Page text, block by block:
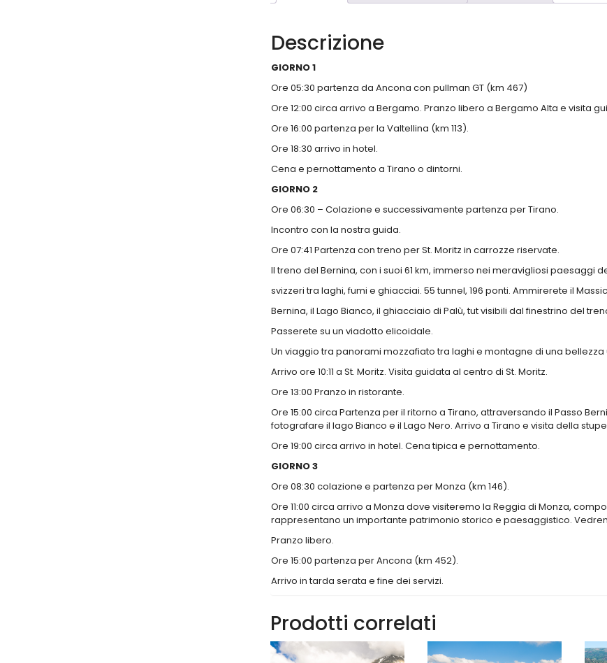
Descrizione
GIORNO 1
Ore 05:30 partenza da Ancona con pullman GT (km 467)
Ore 12:00 circa arrivo a Bergamo. Pranzo libero a Bergamo Alta e visita
Ore 16:00 partenza per la Valtellina (km 113).
Ore 18:30 arrivo in hotel.
Cena e pernottamento a Tirano o dintorni.
GIORNO 2
Ore 06:30 – Colazione e successivamente partenza perTirano.
Incontro con la nostra guida.
Ore 07:41 Partenza con treno perSt. Moritz in carrozze riservate.
Il treno del Bernina, con i suoi 61 km, immerso nei meravigliosi paesaggi
svizzeri tra laghi, fumi e ghiacciai. 55 tunnel, 196 ponti. Ammirerete il
Bernina, il Lago Bianco, il ghiacciaio di Palù, tut visibili dal finestrino del
Passerete su un viadotto elicoidale.
Un viaggio tra panorami mozzafiato tra laghi e montagne di una bellezza
Arrivo ore 10:11 a St. Moritz. Visita guidata al centro di St. Moritz.
Ore 13:00 Pranzo in ristorante.
Ore 15:00 circa Partenza per il ritorno a Tirano, attraversando il Passo
fotografare il lago Bianco e il Lago Nero. Arrivo a Tirano e visita della
Ore 19:00 circa arrivo in hotel. Cena tipica e pernottamento.
GIORNO 3
Ore 08:30 colazione e partenza perMonza (km 146).
Ore 11:00 circa arrivo a Monza dove visiteremo la Reggia di Monza,
rappresentano un importante patrimonio storico e paesaggistico.
Pranzo libero.
Ore 15:00 partenza per Ancona (km 452).
Arrivo in tarda serata e fine dei servizi.
Prodotti correlati